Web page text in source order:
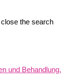
the search
und Behandlung.